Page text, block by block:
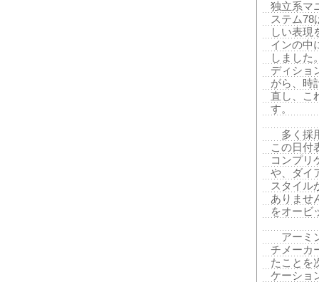
独立系マ
ステム78
しい表現
インの中
しました
ディショ
がら、時
直し、こ
す。
多く採
この日付
コンプリ
や、ダイ
スタイル
ありませ
をオービ
アーミ
チメーカ
たことを
ケーショ